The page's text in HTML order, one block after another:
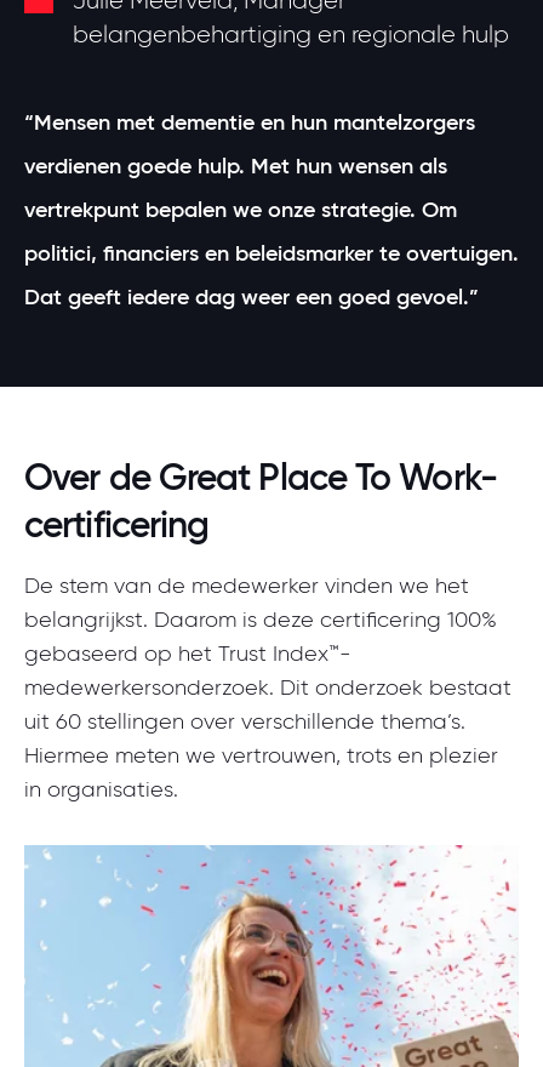
belangenbehartiging en regionale hulp
“Mensen met dementie en hun mantelzorgers
verdienen goede hulp. Met hun wensen als
vertrekpunt bepalen we onze strategie. Om
politici, financiers en beleidsmarker te overtuigen.
Dat geeft iedere dag weer een goed gevoel.”
Over de Great Place To Work-
certificering
De stem van de medewerker vinden we het
belangrijkst. Daarom is deze certificering 100%
gebaseerd op het Trust Index™-
medewerkersonderzoek. Dit onderzoek bestaat
uit 60 stellingen over verschillende thema’s.
Hiermee meten we vertrouwen, trots en plezier
in organisaties.